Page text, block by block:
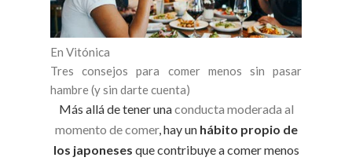
En Vitónica
Tres consejos para comer menos sin pasar
hambre (y sin darte cuenta)
Más allá de tener unaconducta moderada al
momento de comer, hay un hábito propio de
los japoneses que contribuye a comer menos